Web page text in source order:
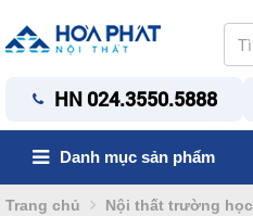
HN 024.3550.5888
Danh mục sản phẩm
Trang chủ Nội thất trường học